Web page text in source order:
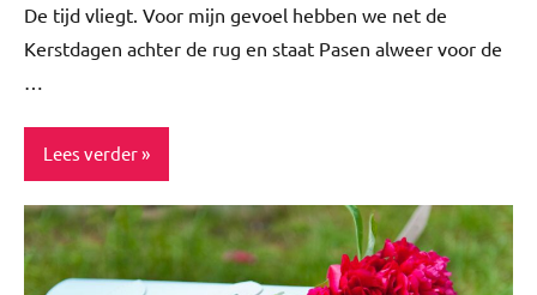
De tijd vliegt. Voor mijn gevoel hebben we net de
Kerstdagen achter de rug en staat Pasen alweer voor de
Lees verder
Blog
Feestdagen